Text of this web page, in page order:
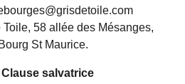
com
58 allée des Mésanges,
St Maurice.
Clause salvatrice